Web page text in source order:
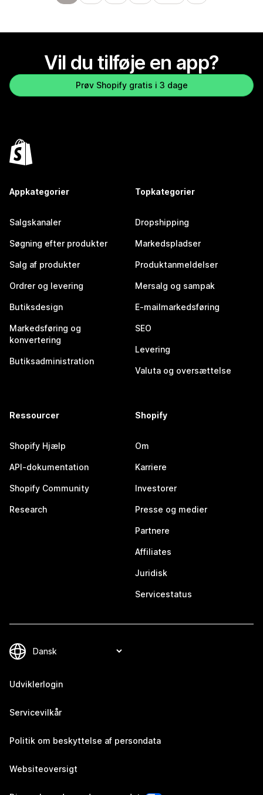
Vil du tilføje en app?
Prøv Shopify gratis i 3 dage
Appkategorier
Salgskanaler
Søgning efter produkter
Salg af produkter
Ordrer og levering
Butiksdesign
Markedsføring og
konvertering
Butiksadministration
Topkategorier
Dropshipping
Markedspladser
Produktanmeldelser
Mersalg og sampak
E-mailmarkedsføring
SEO
Levering
Valuta og oversættelse
Ressourcer
Shopify Hjælp
API-dokumentation
Shopify Community
Research
Shopify
Om
Karriere
Investorer
Presse og medier
Partnere
Affiliates
Juridisk
Servicestatus
Udviklerlogin
Servicevilkår
Politik om beskyttelse af persondata
Websiteoversigt